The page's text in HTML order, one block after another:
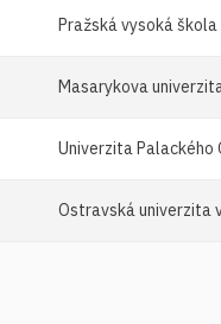
Pražská vysoká
Masarykova
Univerzita Palackého
Ostravská univerzita